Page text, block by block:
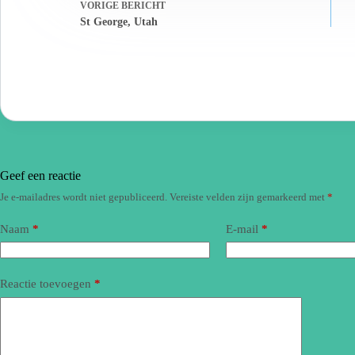
VORIGE BERICHT
St George, Utah
Geef een reactie
Je e-mailadres wordt niet gepubliceerd. Vereiste velden zijn gemarkeerd met *
Naam * E-mail *
Reactie toevoegen *